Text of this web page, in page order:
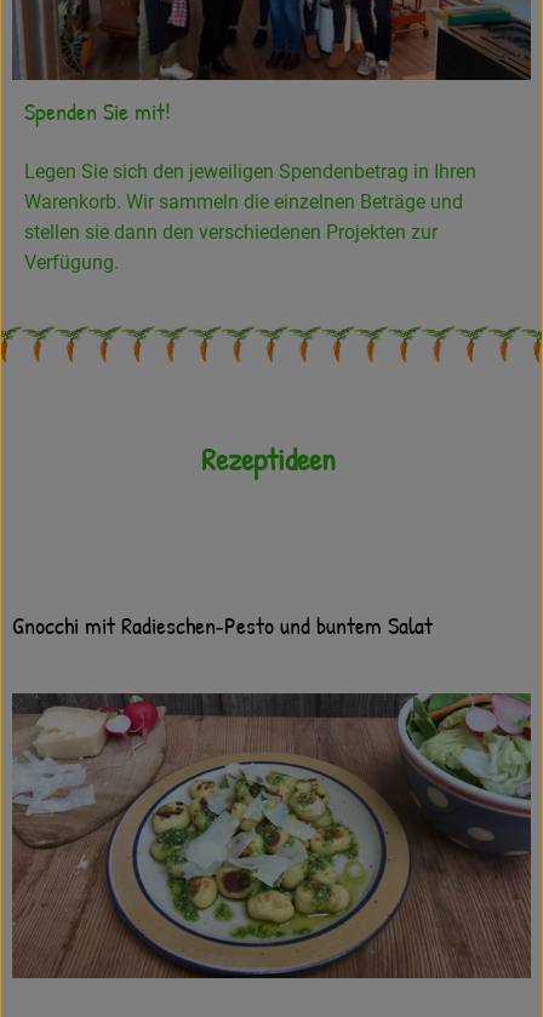
Spenden Sie mit!
Legen Sie sich den jeweiligen Spendenbetrag in Ihren
Warenkorb. Wir sammeln die einzelnen Beträge und
stellen sie dann den verschiedenen Projekten zur
Verfügung.
Rezeptideen
Gnocchi mit Radieschen‐Pesto und buntem Salat